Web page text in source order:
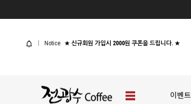
Notice
★ 신규회원 가입시 2000원 쿠폰을 드립니다. ★
이벤트